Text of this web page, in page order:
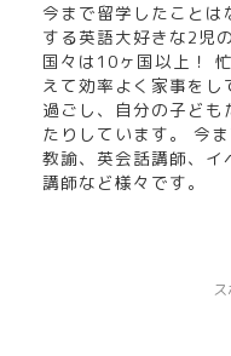
今まで留学したこと
する英語大好きな2児
国々は10ヶ国以上！
えて効率よく家事をし
過ごし、自分の子ども
たりしています。 今
教諭、英会話講師、イ
講師など様々です。